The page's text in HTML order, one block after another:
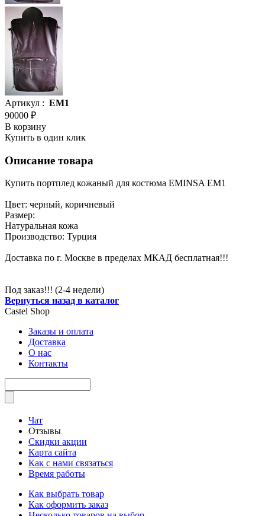
Артикул : EM1
90000 ₽
В корзину
Купить в один клик
Описание товара
Купить портплед кожаный для костюма EMINSA EM1
Цвет: черный, коричневый
Размер:
Натуральная кожа
Производство: Турция
Доставка по г. Москве в пределах МКАД бесплатная!!!
Под заказ!!! (2-4 недели)
Вернуться назад в каталог
Castel Shop
Заказы и оплата
Доставка
О нас
Контакты
Чат
Отзывы
Скидки акции
Карта сайта
Как с нами связаться
Время работы
Как выбрать товар
Как оформить заказ